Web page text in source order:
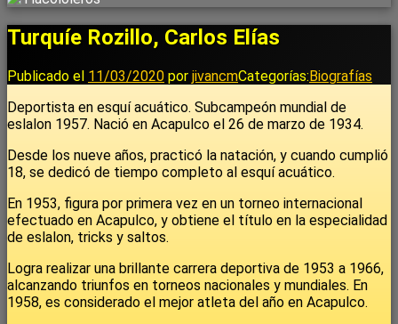
Turquíe Rozillo, Carlos Elías
Publicado el 11/03/2020 por jivancmCategorías: Biografías
Deportista en esquí acuático. Subcampeón mundial de
eslalon 1957. Nació en Acapulco el 26 de marzo de 1934.
Desde los nueve años, practicó la natación, y cuando cumplió
18, se dedicó de tiempo completo al esquí acuático.
En 1953, figura por primera vez en un torneo internacional
efectuado en Acapulco, y obtiene el título en la especialidad
de eslalon, tricks y saltos.
Logra realizar una brillante carrera deportiva de 1953 a 1966,
alcanzando triunfos en torneos nacionales y mundiales. En
1958, es considerado el mejor atleta del año en Acapulco.